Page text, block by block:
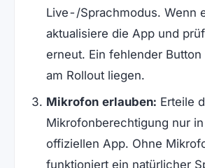
Live-/Sprachmodus. Wenn
aktualisiere die App und
erneut. Ein fehlender
am Rollout liegen.
Mikrofon erlauben: Erteile
Mikrofonberechtigung nur
offiziellen App. Ohne
funktioniert ein natürlicher